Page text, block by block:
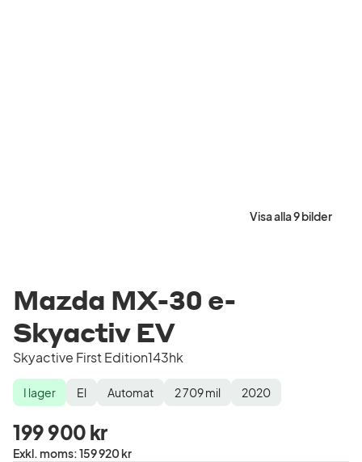
Visa alla 9 bilder
Mazda MX-30 e-
Skyactiv EV
Skyactive First Edition143hk
Lagerstatus
I lager
Drivmedel El
Växellåda Automat
Mätarställning 2 709mil
Modellår 2020
199 900 kr
Exkl. moms:Pris
159 920 kr